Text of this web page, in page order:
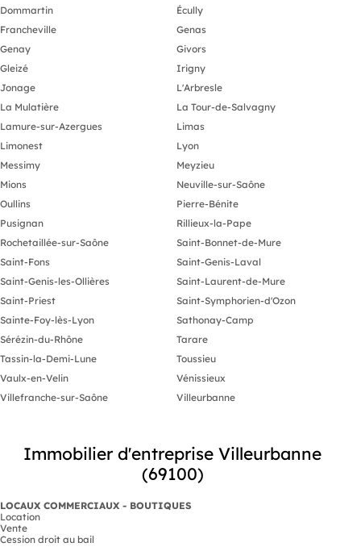
Dommartin
Écully
Francheville
Genas
Genay
Givors
Gleizé
Irigny
Jonage
L'Arbresle
La Mulatière
La Tour-de-Salvagny
Lamure-sur-Azergues
Limas
Limonest
Lyon
Messimy
Meyzieu
Mions
Neuville-sur-Saône
Oullins
Pierre-Bénite
Pusignan
Rillieux-la-Pape
Rochetaillée-sur-Saône
Saint-Bonnet-de-Mure
Saint-Fons
Saint-Genis-Laval
Saint-Genis-les-Ollières
Saint-Laurent-de-Mure
Saint-Priest
Saint-Symphorien-d'Ozon
Sainte-Foy-lès-Lyon
Sathonay-Camp
Sérézin-du-Rhône
Tarare
Tassin-la-Demi-Lune
Toussieu
Vaulx-en-Velin
Vénissieux
Villefranche-sur-Saône
Villeurbanne
Immobilier d'entreprise Villeurbanne
(69100)
LOCAUX COMMERCIAUX - BOUTIQUES
Location
Vente
Cession droit au bail